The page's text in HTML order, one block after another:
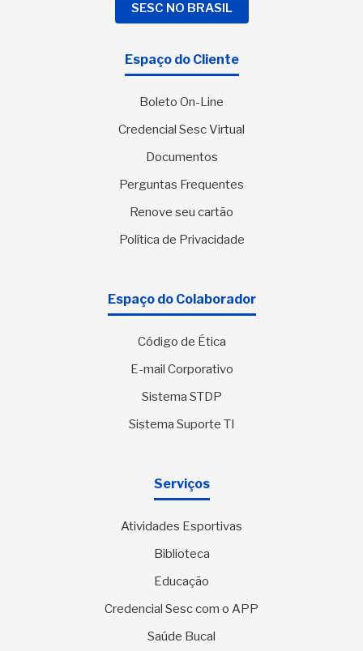
SESC NO BRASIL
Espaço do Cliente
Boleto On-Line
Credencial Sesc Virtual
Documentos
Perguntas Frequentes
Renove seu cartão
Política de Privacidade
Espaço do Colaborador
Código de Ética
E-mail Corporativo
Sistema STDP
Sistema Suporte TI
Serviços
Atividades Esportivas
Biblioteca
Educação
Credencial Sesc com o APP
Saúde Bucal